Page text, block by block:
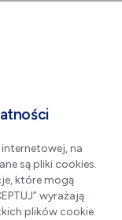
na
są pliki cookies.
które mogą
wyrażają
plików cookie.